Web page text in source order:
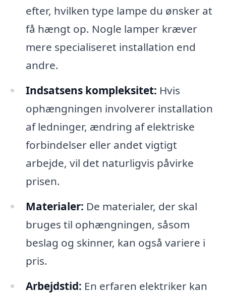
efter, hvilken type lampe du ønsker at
få hængt op. Nogle lamper kræver
mere specialiseret installation end
andre.
Indsatsens kompleksitet: Hvis
ophængningen involverer installation
af ledninger, ændring af elektriske
forbindelser eller andet vigtigt
arbejde, vil det naturligvis påvirke
prisen.
Materialer: De materialer, der skal
bruges til ophængningen, såsom
beslag og skinner, kan også variere i
pris.
Arbejdstid: En erfaren elektriker kan